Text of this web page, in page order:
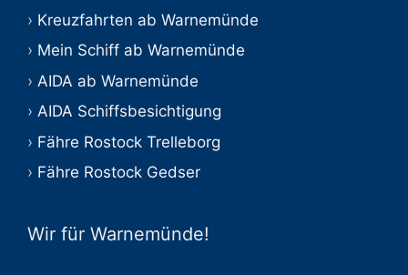
Kreuzfahrten ab Warnemünde
Mein Schiff ab Warnemünde
AIDA ab Warnemünde
AIDA Schiffsbesichtigung
Fähre Rostock Trelleborg
Fähre Rostock Gedser
Wir für Warnemünde!